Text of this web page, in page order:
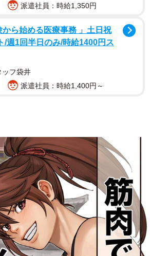
派遣社員：時給1,350円
から始める医療事務 」土日祝
/週1回半日のみ/時給1400円ス
ッフ袋井
派遣社員：時給1,400円～